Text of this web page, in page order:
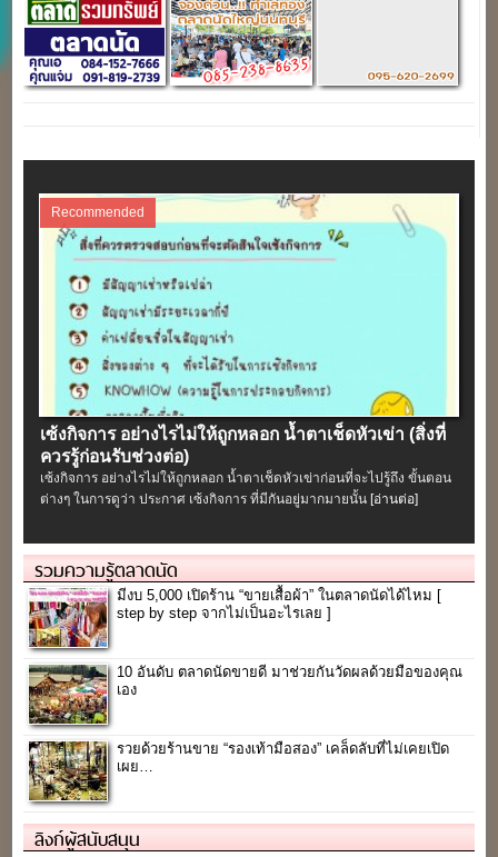
Recommended
เซ้งกิจการ อย่างไรไม่ให้ถูกหลอก น้ำตาเช็ดหัวเข่า (สิ่งที่
ควรรู้ก่อนรับช่วงต่อ)
เซ้งกิจการ อย่างไรไม่ให้ถูกหลอก น้ำตาเช็ดหัวเข่าก่อนที่จะไปรู้ถึง ขั้นตอน
ต่างๆ ในการดูว่า ประกาศ เซ้งกิจการ ที่มีกันอยู่มากมายนั้น [อ่านต่อ]
รวมความรู้ตลาดนัด
มีงบ 5,000 เปิดร้าน “ขายเสื้อผ้า” ในตลาดนัดได้ไหม [
step by step จากไม่เป็นอะไรเลย ]
10 อันดับ ตลาดนัดขายดี มาช่วยกันวัดผลด้วยมือของคุณ
เอง
รวยด้วยร้านขาย “รองเท้ามือสอง” เคล็ดลับที่ไม่เคยเปิด
เผย…
ลิงก์ผู้สนับสนุน